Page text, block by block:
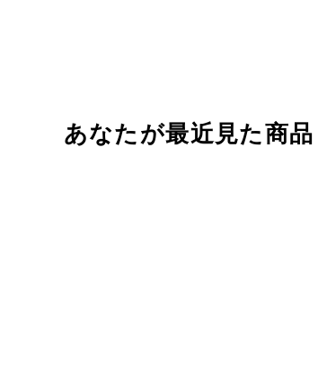
あなたが最近見た商品